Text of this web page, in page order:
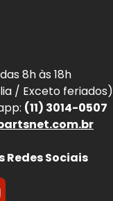
8h às 18h
/ Exceto feriados)
(11) 3014-0507
Redes Sociais